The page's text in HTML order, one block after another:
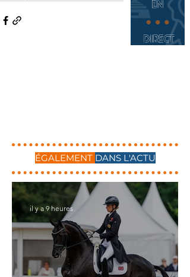
ÉGALEMENT DANS L'ACTU
il y a 9 heures